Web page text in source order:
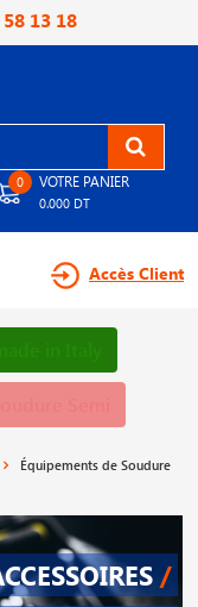
13 18
0 VOTRE PANIER
0.000 DT
Accès Client
Équipements de Soudure
/